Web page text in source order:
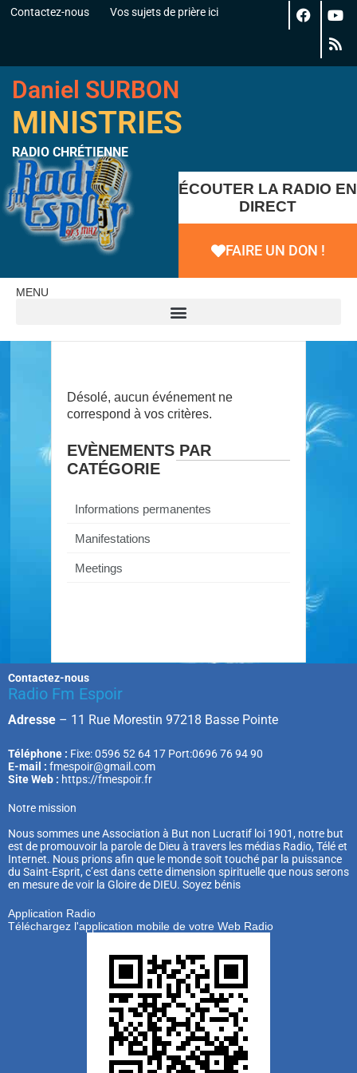
Contactez-nous Vos sujets de prière ici
Daniel SURBON
MINISTRIES
RADIO CHRÉTIENNE
ÉCOUTER LA RADIO EN
DIRECT
FAIRE UN DON !
Désolé, aucun événement ne
correspond à vos critères.
EVÈNEMENTS PAR
CATÉGORIE
Informations permanentes
Manifestations
Meetings
Contactez-nous
Radio Fm Espoir
Adresse – 11 Rue Morestin 97218 Basse Pointe
Téléphone : Fixe: 0596 52 64 17 Port:0696 76 94 90
E-mail : fmespoir@gmail.com
Site Web : https://fmespoir.fr
Notre mission
Nous sommes une Association à But non Lucratif loi 1901, notre but
est de promouvoir la parole de Dieu à travers les médias Radio, Télé et
Internet. Nous prions afin que le monde soit touché par la puissance
du Saint-Esprit, c’est dans cette dimension spirituelle que nous serons
en mesure de voir la Gloire de DIEU. Soyez bénis
Application Radio
Téléchargez l'application mobile de votre Web Radio